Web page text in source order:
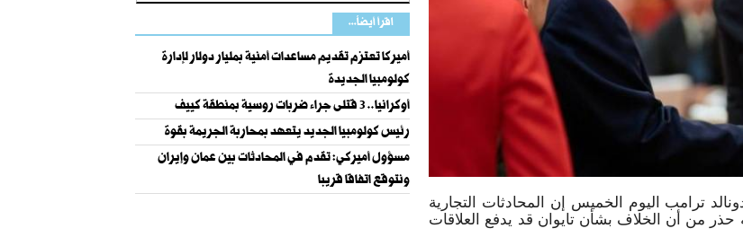
ترامب اليوم الخميس إن المحادثات التجارية
من أن الخلاف بشأن تايوان قد يدفع العلاقات
اقرأ أيضاً...
أميركا تعتزم تقديم مساعدات أمنية بمليار دولار لإدارة
كولومبيا الجديدة
أوكرانيا.. 3 قتلى جراء ضربات روسية بمنطقة كييف
رئيس كولومبيا الجديد يتعهد بمحاربة الجريمة بقوة
مسؤول أميركي: تقدم في المحادثات بين عمان وإيران
ونتوقع اتفاقا قريبا